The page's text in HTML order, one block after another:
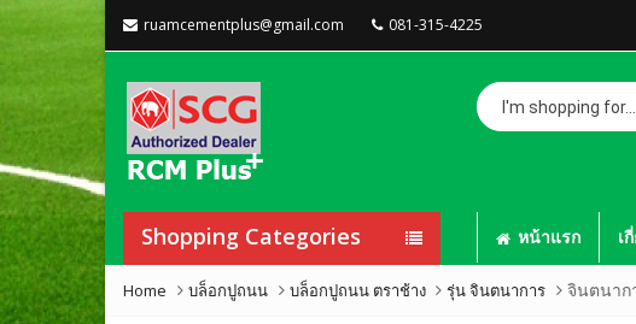
ruamcementplus@gmail.com 081-315-4225
I'm
shopping
Shopping Categories หน้าแรก เ
Home บล็อกปูถนน บล็อกปูถนน ตราช้าง รุ่น จินตนาการ จินตนาก